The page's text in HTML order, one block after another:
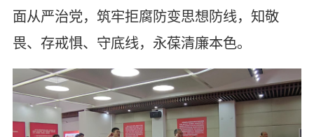
面从严治党，筑牢拒腐防变思想防线，知敬
畏、存戒惧、守底线，永葆清廉本色。